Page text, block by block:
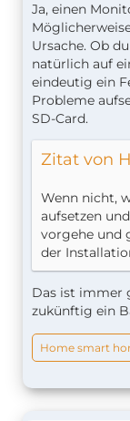
Ja, einen
Ursache. Ob
natürlich auf
eindeutig ein
Probleme
SD-Card.
Zitat von
Wenn nicht,
aufsetzen
vorgehe und
der
Das ist immer
zukünftig ein
Home smart